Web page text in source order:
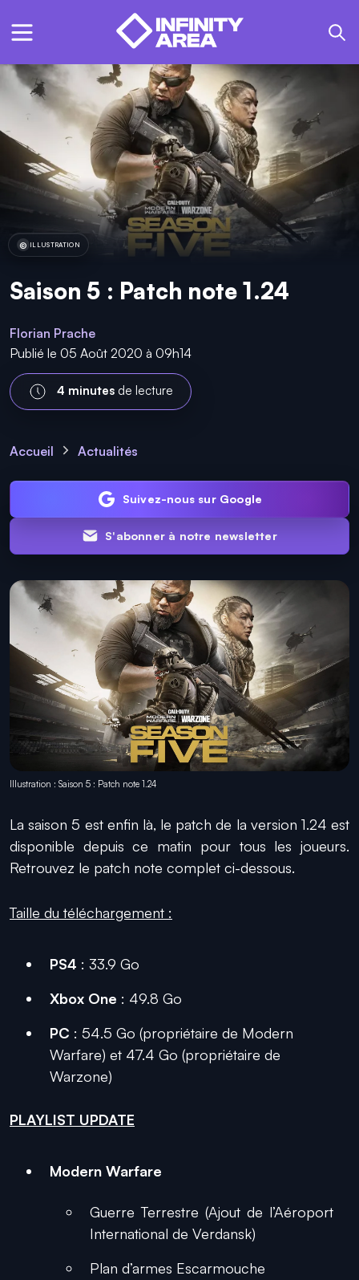
ILLUSTRATION
Saison 5 : Patch note 1.24
Florian Prache
Publié le 05 Août 2020 à 09h14
4 minutes de lecture
Accueil Actualités
Suivez-nous sur Google
S'abonner à notre newsletter
Illustration : Saison 5 : Patch note 1.24
La saison 5 est enfin là, le patch de la version 1.24 est
disponible depuis ce matin pour tous les joueurs.
Retrouvez le patch note complet ci-dessous.
Taille du téléchargement :
PS4 : 33.9 Go
Xbox One : 49.8 Go
PC : 54.5 Go (propriétaire de Modern
Warfare) et 47.4 Go (propriétaire de
Warzone)
PLAYLIST UPDATE
Modern Warfare
Guerre Terrestre (Ajout de l’Aéroport
International de Verdansk)
Plan d’armes Escarmouche